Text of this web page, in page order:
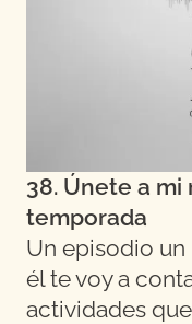
38. Únete a
temporada
Un episodio
él te voy a
actividades